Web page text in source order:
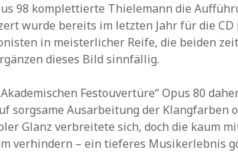
98 komplettierte Thielemann die
wurde bereits im letzten Jahr für die CD
in meisterlicher Reife, die beiden
dieses Bild sinnfällig.
Festouvertüre“ Opus 80
sorgsame Ausarbeitung der Klangfarben
Glanz verbreitete sich, doch die kaum
verhindern – ein tieferes Musikerlebnis